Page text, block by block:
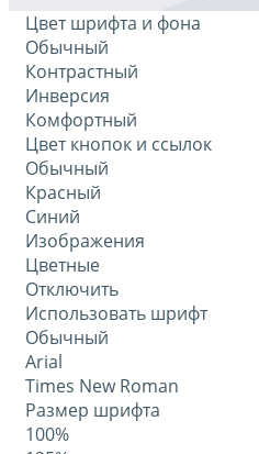
Цвет шрифта и фона
Обычный
Контрастный
Инверсия
Комфортный
Цвет кнопок и ссылок
Обычный
Красный
Синий
Изображения
Цветные
Отключить
Использовать шрифт
Обычный
Arial
Times New Roman
Размер шрифта
100%